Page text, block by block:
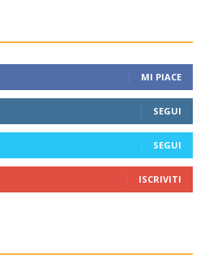
MI PIACE
SEGUI
SEGUI
ISCRIVITI